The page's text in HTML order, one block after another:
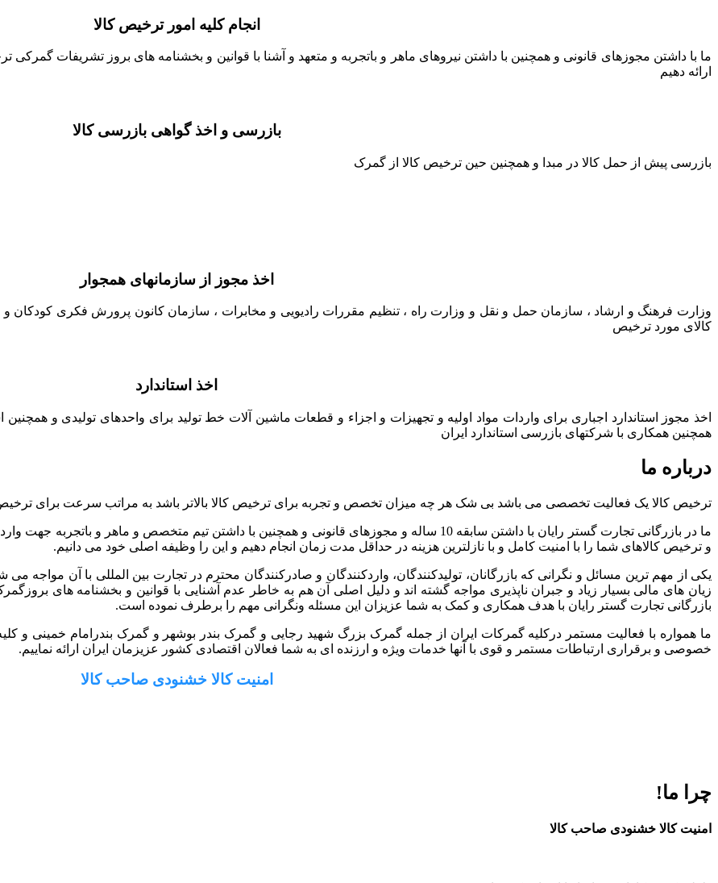
انجام کلیه امور ترخیص کالا
ما با داشتن مجوزهای قانونی و همچنین با داشتن نیروهای ماهر و باتجربه و متعهد و آشنا با قوانین و بخشنامه های بروز تشریفات
ارائه دهیم
بازرسی و اخذ گواهی بازرسی کالا
بازرسی پیش از حمل کالا در مبدا و همچنین حین ترخیص کالا از گمرک
اخذ مجوز از سازمانهای همجوار
وزارت فرهنگ و ارشاد ، سازمان حمل و نقل و وزارت راه ، تنظیم مقررات رادیویی و مخابرات ، سازمان کانون پرورش فکری کودکان و
کالای مورد ترخیص
اخذ استاندارد
اخذ مجوز استاندارد اجباری برای واردات مواد اولیه و تجهیزات و اجزاء و قطعات ماشین آلات خط تولید برای واحدهای تولیدی و همچنین
همچنین همکاری با شرکتهای بازرسی استاندارد ایران
درباره ما
ترخیص کالا یک فعالیت تخصصی می باشد بی شک هر چه میزان تخصص و تجربه برای ترخیص کالا بالاتر باشد به مراتب سرعت برای ترخیص
ما در بازرگانی تجارت گستر رایان با داشتن سابقه 10 ساله و مجوزهای قانونی و همچنین با داشتن تیم متخصص
و ترخیص کالاهای شما را با امنیت کامل و با نازلترین هزینه در حداقل مدت زمان انجام دهیم و این را وظیفه اصلی خود می دانیم.
یکی از مهم ترین مسائل و نگرانی که بازرگانان، تولیدکنندگان، واردکنندگان و صادرکنندگان محترم در تجارت بین المللی با آن مواجه
زیان های مالی بسیار زیاد و جبران ناپذیری مواجه گشته اند و دلیل اصلی آن هم به خاطر عدم آشنایی با قوانین و بخشنامه های
بازرگانی تجارت گستر رایان با هدف همکاری و کمک به شما عزیزان این مسئله ونگرانی مهم را برطرف نموده است.
ما همواره با فعالیت مستمر درکلیه گمرکات ایران از جمله گمرک بزرگ شهید رجایی و گمرک بندر بوشهر و گمرک بندرامام خمینی و
خصوصی و برقراری ارتباطات مستمر و قوی با آنها خدمات ویژه و ارزنده ای به شما فعالان اقتصادی کشور عزیزمان ایران ارائه نماییم.
امنیت کالا خشنودی صاحب کالا
چرا ما!
امنیت کالا خشنودی صاحب کالا